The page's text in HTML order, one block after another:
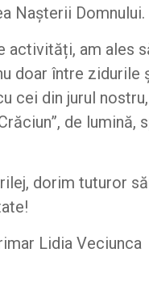
Nașterii Domnului.
activități, am ales
doar între zidurile
cei din jurul
de lumină,
dorim tuturor
Lidia Veciunca